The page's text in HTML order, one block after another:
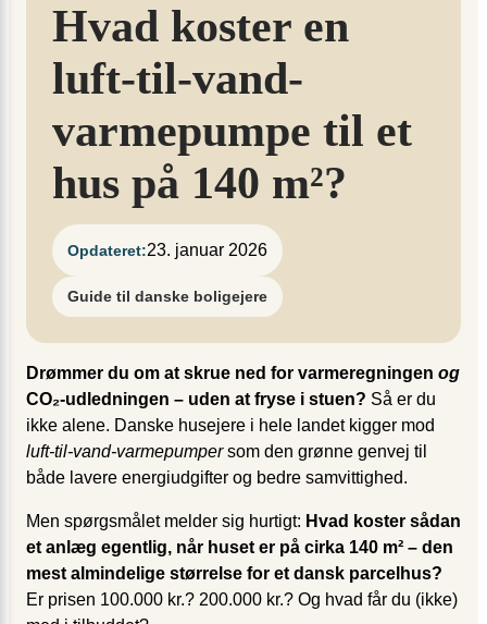
Hvad koster en
luft-til-vand-
varmepumpe til et
hus på 140 m²?
Opdateret:23. januar 2026
Guide til danske boligejere
Drømmer du om at skrue ned for varmeregningen og
CO₂-udledningen – uden at fryse i stuen? Så er du
ikke alene. Danske husejere i hele landet kigger mod
luft-til-vand-varmepumpersom den grønne genvej til
både lavere energiudgifter og bedre samvittighed.
Men spørgsmålet melder sig hurtigt: Hvad koster sådan
et anlæg egentlig, når huset er på cirka 140 m² – den
mest almindelige størrelse for et dansk parcelhus?
Er prisen 100.000 kr.? 200.000 kr.? Og hvad får du (ikke)